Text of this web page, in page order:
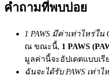
การแนะนำ
เชิญเพื่อนเพื่อรับรางวัล
คำถามที่พบบ่อย
1 PAWS มีค่าเท่าไหร่ใน
ณ ขณะนี้, 1 PAWS
มูลค่านี้จะอัปเดตแบบเ
ฉันจะได้รับ PAWS เท่า